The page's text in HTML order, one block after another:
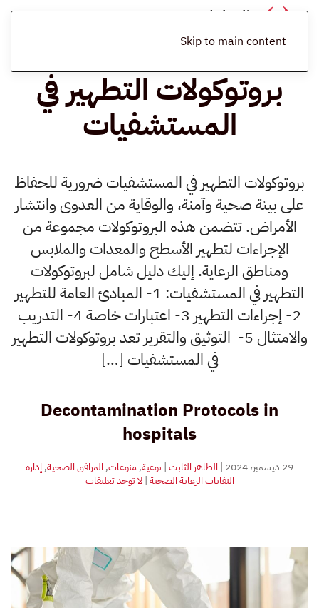
Skip to main content
بروتوكولات التطهير في
المستشفيات
بروتوكولات التطهير في المستشفيات ضرورية للحفاظ
على بيئة صحية وآمنة، والوقاية من العدوى وانتشار
الأمراض. تتضمن هذه البروتوكولات مجموعة من
الإجراءات لتطهير الأسطح والمعدات والملابس
ومناطق الرعاية. إليك دليل شامل لبروتوكولات
التطهير في المستشفيات: 1- المبادئ العامة للتطهير
2- إجراءات التطهير 3- اعتبارات خاصة 4- التدريب
والامتثال 5- التوثيق والتقرير تعد بروتوكولات التطهير
في المستشفيات […]
Decontamination Protocols in
hospitals
29 ديسمبر، 2024 | الطاهر الثابت|توعية,منوعات, المرافق الصحية, إدارة
النفايات الرعاية الصحية|لا توجد تعليقاتعلى